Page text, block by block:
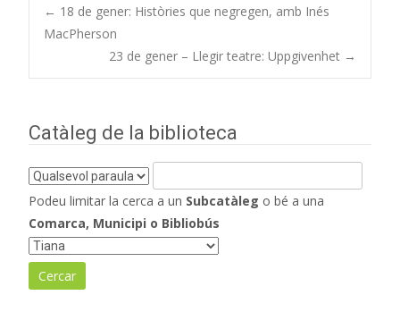
Navegació
d'entrades
← 18 de gener: Històries que negregen, amb Inés
MacPherson
23 de gener – Llegir teatre: Uppgivenhet →
Catàleg de la biblioteca
Podeu limitar la cerca a un Subcatàleg o bé a una
Comarca, Municipi o Bibliobús